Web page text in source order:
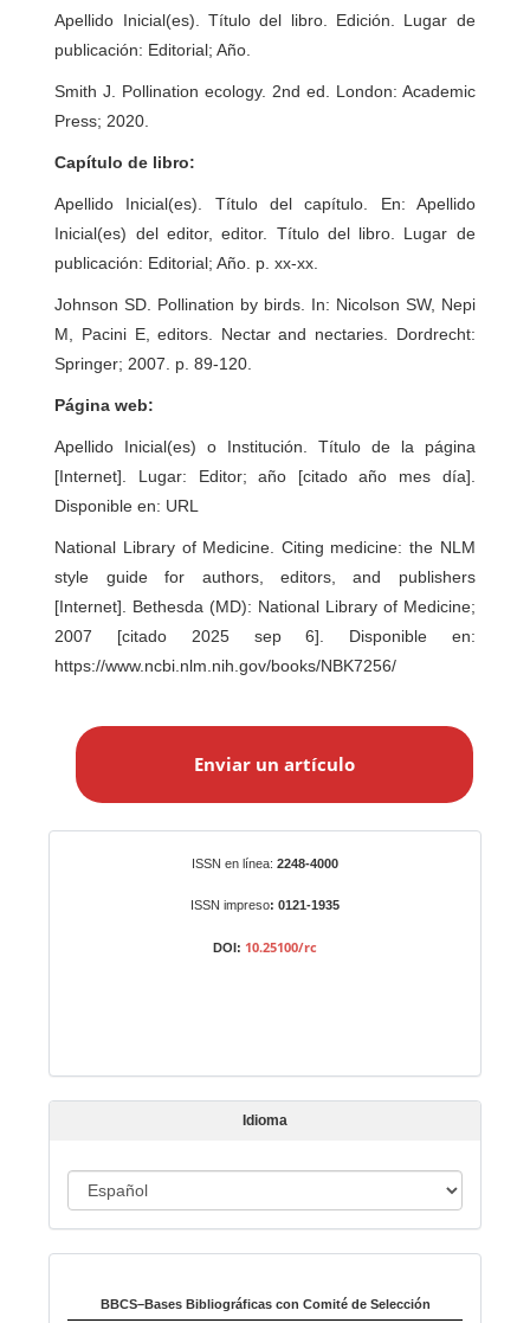
Apellido Inicial(es). Título del libro. Edición. Lugar de
publicación: Editorial; Año.
Smith J. Pollination ecology. 2nd ed. London: Academic
Press; 2020.
Capítulo de libro:
Apellido Inicial(es). Título del capítulo. En: Apellido
Inicial(es) del editor, editor. Título del libro. Lugar de
publicación: Editorial; Año. p. xx-xx.
Johnson SD. Pollination by birds. In: Nicolson SW, Nepi
M, Pacini E, editors. Nectar and nectaries. Dordrecht:
Springer; 2007. p. 89-120.
Página web:
Apellido Inicial(es) o Institución. Título de la página
[Internet]. Lugar: Editor; año [citado año mes día].
Disponible en: URL
National Library of Medicine. Citing medicine: the NLM
style guide for authors, editors, and publishers
[Internet]. Bethesda (MD): National Library of Medicine;
2007 [citado 2025 sep 6]. Disponible en:
https://www.ncbi.nlm.nih.gov/books/NBK7256/
a
u
l
Enviar un artículo
ISSN en línea: 2248-4000
ISSN impreso: 0121-1935
DOI: 10.25100/rc
Idioma
d
m
BBCS–Bases Bibliográficas con Comité de Selección